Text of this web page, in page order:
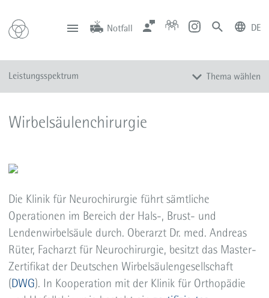
Notfall
Notfall Zentrale Anfahrt
DE
Leistungsspektrum Thema wählen
Neuroonkologische Tumoren (Hirntumoren)
Cerebro-vaskuläre Erkrankungen
Chronischer Schmerz
Hydrozephalus
Periphere Nerven
Schädel-Hirn-Trauma
Wirbelsäulenchirurgie
Die Klinik für Neurochirurgie führt sämtliche
Operationen im Bereich der Hals-, Brust- und
Lendenwirbelsäule durch. Oberarzt Dr. med. Andreas
Rüter, Facharzt für Neurochirurgie, besitzt das Master-
Zertifikat der Deutschen Wirbelsäulengesellschaft
(DWG). In Kooperation mit der Klinik für Orthopädie